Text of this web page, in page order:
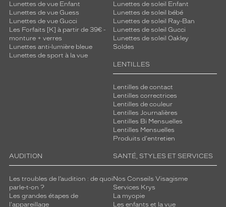
Lunettes de vue Enfant
Lunettes de vue Guess
Lunettes de vue Gucci
Les Forfaits [K] à partir de 39€ -
monture + verres
Lunettes anti-lumière bleue
Lunettes de sport à la vue
Lunettes de soleil Enfant
Lunettes de soleil bébé
Lunettes de soleil Ray-Ban
Lunettes de soleil Gucci
Lunettes de soleil Oakley
Soldes
LENTILLES
Lentilles de contact
Lentilles correctrices
Lentilles de couleur
Lentilles Journalières
Lentilles Bi Mensuelles
Lentilles Mensuelles
Produits d'entretien
AUDITION
Les troubles de l’audition : de quoi
parle-t-on ?
Les grandes étapes de
l'appareillage
SANTÉ, STYLES ET SERVICES
Nos Conseils Visagisme
Services Krys
La myopie
Les enfants et la vue